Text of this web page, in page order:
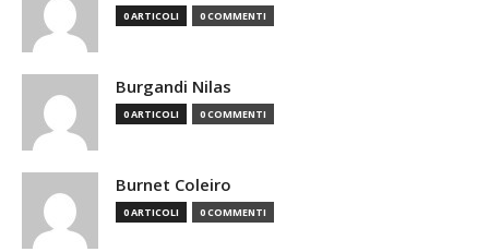
0 ARTICOLI 0 COMMENTI
Burgandi Nilas
0 ARTICOLI 0 COMMENTI
Burnet Coleiro
0 ARTICOLI 0 COMMENTI